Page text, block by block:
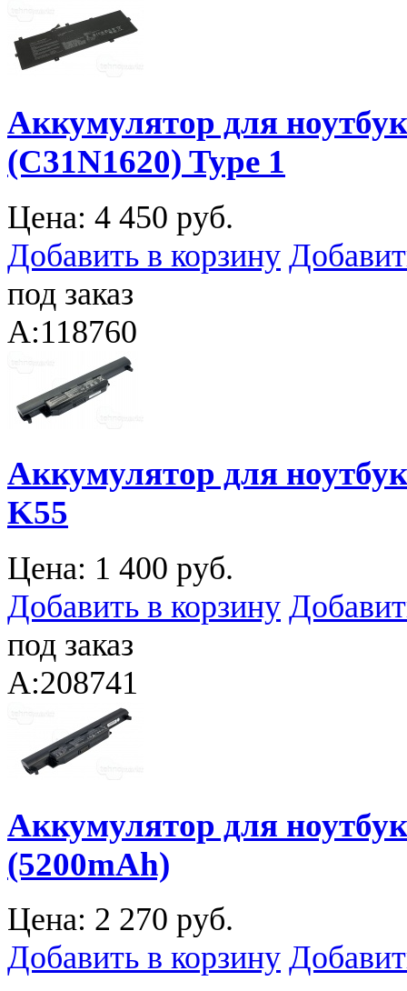
Аккумулятор для
(C31N1620) Type 1
Цена: 4 450 руб.
Добавить в корзину
под заказ
A:118760
Аккумулятор для
K55
Цена: 1 400 руб.
Добавить в корзину
под заказ
A:208741
Аккумулятор для
(5200mAh)
Цена: 2 270 руб.
Добавить в корзину